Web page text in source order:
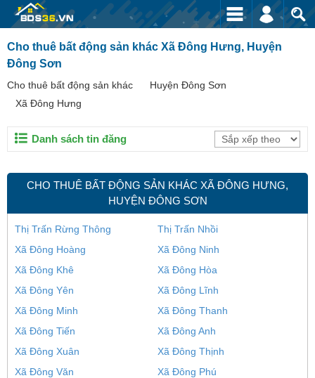
Cho thuê bất động sản khác Xã Đông Hưng, Huyện
Đông Sơn
Cho thuê bất động sản khác
Huyện Đông Sơn
Xã Đông Hưng
Danh sách tin đăng
CHO THUÊ BẤT ĐỘNG SẢN KHÁC XÃ ĐÔNG HƯNG,
HUYỆN ĐÔNG SƠN
Thị Trấn Rừng Thông
Thị Trấn Nhồi
Xã Đông Hoàng
Xã Đông Ninh
Xã Đông Khê
Xã Đông Hòa
Xã Đông Yên
Xã Đông Lĩnh
Xã Đông Minh
Xã Đông Thanh
Xã Đông Tiến
Xã Đông Anh
Xã Đông Xuân
Xã Đông Thịnh
Xã Đông Văn
Xã Đông Phú